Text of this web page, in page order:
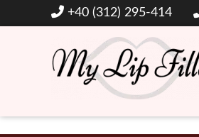
+40 (312) 295-414
Mi relleno de